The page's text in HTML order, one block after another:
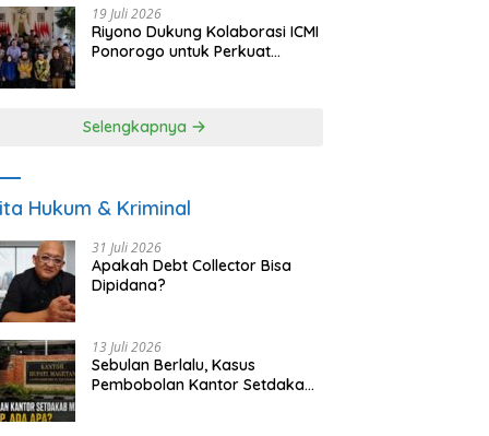
19 Juli 2026
Riyono Dukung Kolaborasi ICMI
Ponorogo untuk Perkuat
Selengkapnya
Hukum & Kriminal
31 Juli 2026
Apakah Debt Collector Bisa
Dipidana?
13 Juli 2026
Sebulan Berlalu, Kasus
Pembobolan Kantor Setdakab